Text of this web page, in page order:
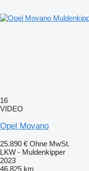
16
VIDEO
Opel Movano
25.890 € Ohne MwSt.
LKW - Muldenkipper
2023
46.825 km